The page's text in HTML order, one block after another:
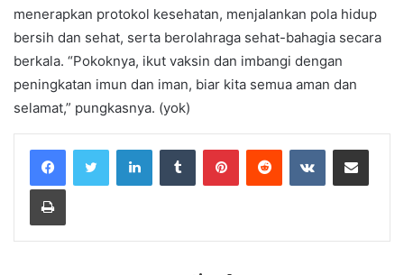
menerapkan protokol kesehatan, menjalankan pola hidup
bersih dan sehat, serta berolahraga sehat-bahagia secara
berkala. “Pokoknya, ikut vaksin dan imbangi dengan
peningkatan imun dan iman, biar kita semua aman dan
selamat,” pungkasnya. (yok)
LinkedInTumblr PinterestReddit VKontakteShare via Email
Print